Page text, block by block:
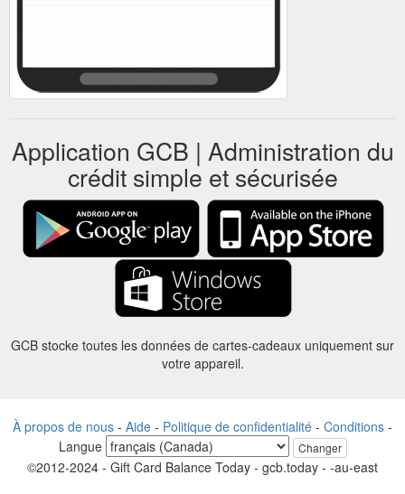
Application GCB | Administration du
crédit simple et sécurisée
GCB stocke toutes les données de cartes-cadeaux uniquement sur
votre appareil.
À propos de nous - Aide - Politique de confidentialité - Conditions -
Langue
Changer
©2012-2024 - Gift Card Balance Today - gcb.today - -au-east